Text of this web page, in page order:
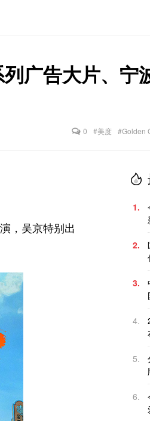
广告大片、宁
0 #美度 #Golden
，吴京特别出
1.
2.
3.
4.
5.
6.